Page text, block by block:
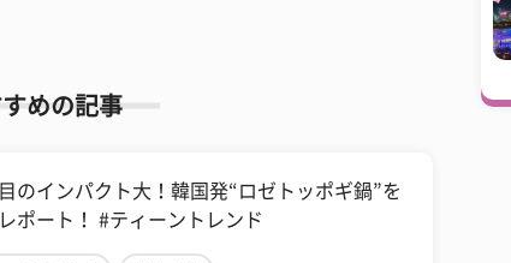
めの記事
のインパクト大！韓国発“ロゼトッポギ鍋”を
ポート！ #ティーントレンド